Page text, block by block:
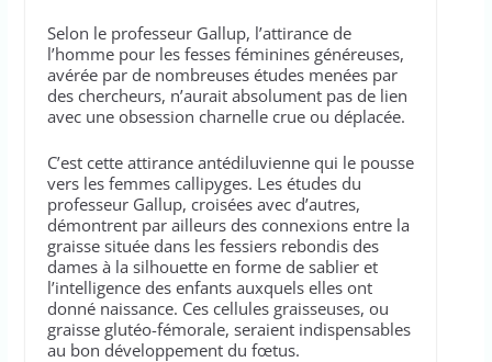
Selon le professeur Gallup, l’attirance de
l’homme pour les fesses féminines généreuses,
avérée par de nombreuses études menées par
des chercheurs, n’aurait absolument pas de lien
avec une obsession charnelle crue ou déplacée.
C’est cette attirance antédiluvienne qui le pousse
vers les femmes callipyges. Les études du
professeur Gallup, croisées avec d’autres,
démontrent par ailleurs des connexions entre la
graisse située dans les fessiers rebondis des
dames à la silhouette en forme de sablier et
l’intelligence des enfants auxquels elles ont
donné naissance. Ces cellules graisseuses, ou
graisse glutéo-fémorale, seraient indispensables
au bon développement du fœtus.